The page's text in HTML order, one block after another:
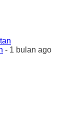
- 1 bulan ago